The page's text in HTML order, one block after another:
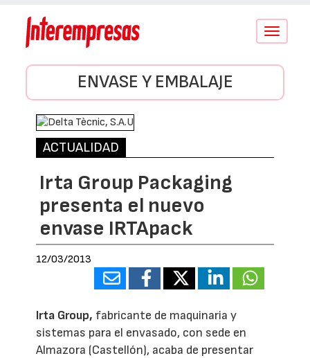
Conmutar
ENVASE Y EMBALAJE
ACTUALIDAD
Irta Group Packaging
presenta el nuevo
envase IRTApack
12/03/2013
Irta Group, fabricante de maquinaria y
sistemas para el envasado, con sede en
Almazora (Castellón), acaba de presentar